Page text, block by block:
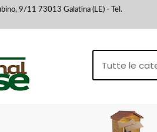
9/11 73013 Galatina (LE) - Tel.